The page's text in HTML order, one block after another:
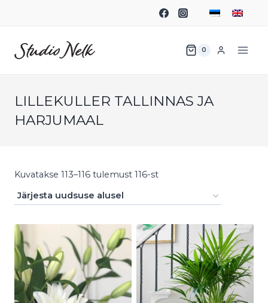
0
LILLEKULLER TALLINNAS JA
HARJUMAAL
Kuvatakse 113–116 tulemust 116-st